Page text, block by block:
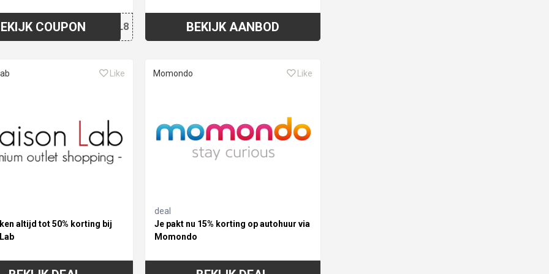
LHML8
COUPON BEKIJK AANBOD
Like
altijd tot 50% korting bij
Momondo Like
deal
Je pakt nu 15% korting op autohuur via
Momondo